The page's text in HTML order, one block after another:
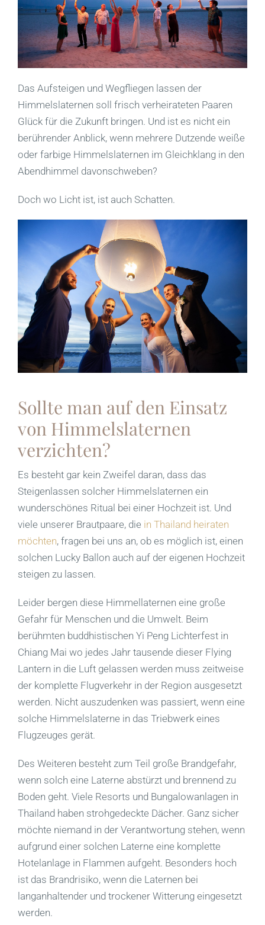
Das Aufsteigen und Wegfliegen lassen der
Himmelslaternen soll frisch verheirateten Paaren
Glück für die Zukunft bringen. Und ist es nicht ein
berührender Anblick, wenn mehrere Dutzende weiße
oder farbige Himmelslaternen im Gleichklang in den
Abendhimmel davonschweben?
Doch wo Licht ist, ist auch Schatten.
Sollte man auf den Einsatz
von Himmelslaternen
verzichten?
Es besteht gar kein Zweifel daran, dass das
Steigenlassen solcher Himmelslaternen ein
wunderschönes Ritual bei einer Hochzeit ist. Und
viele unserer Brautpaare, die in Thailand heiraten
möchten, fragen bei uns an, ob es möglich ist, einen
solchen Lucky Ballon auch auf der eigenen Hochzeit
steigen zu lassen.
Leider bergen diese Himmellaternen eine große
Gefahr für Menschen und die Umwelt. Beim
berühmten buddhistischen Yi Peng Lichterfest in
Chiang Mai wo jedes Jahr tausende dieser Flying
Lantern in die Luft gelassen werden muss zeitweise
der komplette Flugverkehr in der Region ausgesetzt
werden. Nicht auszudenken was passiert, wenn eine
solche Himmelslaterne in das Triebwerk eines
Flugzeuges gerät.
Des Weiteren besteht zum Teil große Brandgefahr,
wenn solch eine Laterne abstürzt und brennend zu
Boden geht. Viele Resorts und Bungalowanlagen in
Thailand haben strohgedeckte Dächer. Ganz sicher
möchte niemand in der Verantwortung stehen, wenn
aufgrund einer solchen Laterne eine komplette
Hotelanlage in Flammen aufgeht. Besonders hoch
ist das Brandrisiko, wenn die Laternen bei
langanhaltender und trockener Witterung eingesetzt
werden.